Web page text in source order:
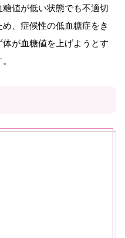
値が低い状態でも不適切
、症候性の低血糖症をき
が血糖値を上げようとす